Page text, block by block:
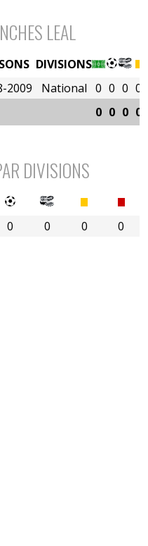
LEAL
DIVISIONS
2009
National 0 0 0 0
0 0 0 0
DIVISIONS
0 0 0 0